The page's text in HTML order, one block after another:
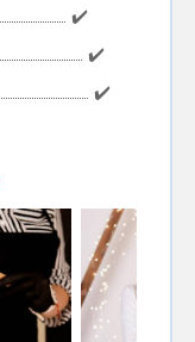
✔️
✔️
✔️